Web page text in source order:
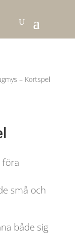
– Kortspel
föra
små och
både sig